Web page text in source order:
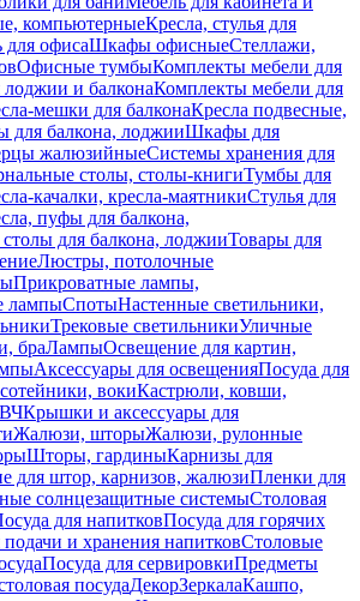
компьютерныеКресла, стулья для
для офисаШкафы офисныеСтеллажи,
Офисные тумбыКомплекты мебели для
и балконаКомплекты мебели для
мешки для балконаКресла подвесные,
для балкона, лоджииШкафы для
жалюзийныеСистемы хранения для
столы, столы-книгиТумбы для
качалки, кресла-маятникиСтулья для
пуфы для балкона,
для балкона, лоджииТовары для
Люстры, потолочные
Прикроватные лампы,
лампыСпотыНастенные светильники,
Трековые светильникиУличные
браЛампыОсвещение для картин,
Аксессуары для освещенияПосуда для
вокиКастрюли, ковши,
Крышки и аксессуары для
Жалюзи, шторыЖалюзи, рулонные
Шторы, гардиныКарнизы для
для штор, карнизов, жалюзиПленки для
солнцезащитные системыСтоловая
для напитковПосуда для горячих
и хранения напитковСтоловые
Посуда для сервировкиПредметы
посудаДекорЗеркалаКашпо,